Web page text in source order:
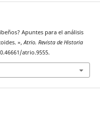
Apuntes para el análisis
», Atrio. Revista de Historia
atrio.9555.